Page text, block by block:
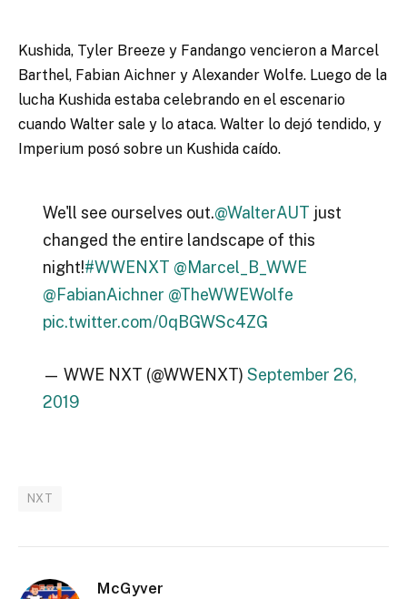
Kushida, Tyler Breeze y Fandango vencieron a Marcel
Barthel, Fabian Aichner y Alexander Wolfe. Luego de la
lucha Kushida estaba celebrando en el escenario
cuando Walter sale y lo ataca. Walter lo dejó tendido, y
Imperium posó sobre un Kushida caído.
We'll see ourselves out.@WalterAUT just
changed the entire landscape of this
night!#WWENXT @Marcel_B_WWE
@FabianAichner @TheWWEWolfe
pic.twitter.com/0qBGWSc4ZG
— WWE NXT (@WWENXT) September 26,
2019
NXT
McGyver